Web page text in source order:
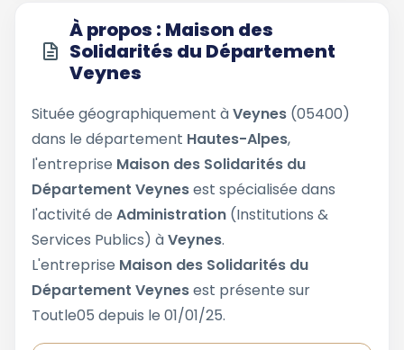
À propos : Maison des
Solidarités du Département
Veynes
Située géographiquement àVeynes (05400)
dans le département Hautes-Alpes,
l'entreprise Maison des Solidarités du
Département Veynesest spécialisée dans
l'activité de Administration (Institutions &
Services Publics) àVeynes.
L'entreprise Maison des Solidarités du
Département Veynesest présente sur
Toutle05 depuis le 01/01/25.